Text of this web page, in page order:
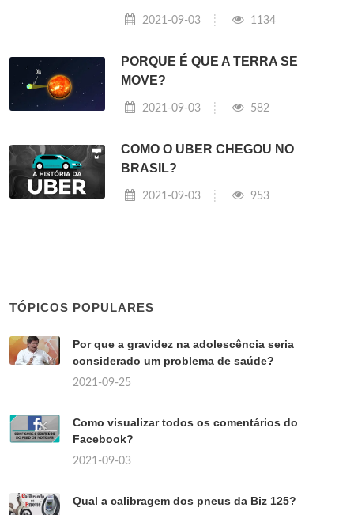
2021-09-03 1134
PORQUE É QUE A TERRA SE
MOVE?
2021-09-03 582
COMO O UBER CHEGOU NO
BRASIL?
2021-09-03 953
TÓPICOS POPULARES
Por que a gravidez na adolescência seria
considerado um problema de saúde?
2021-09-25
Como visualizar todos os comentários do
Facebook?
2021-09-03
Qual a calibragem dos pneus da Biz 125?